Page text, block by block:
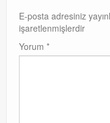
E-posta adresiniz
işaretlenmişlerdir
Yorum *